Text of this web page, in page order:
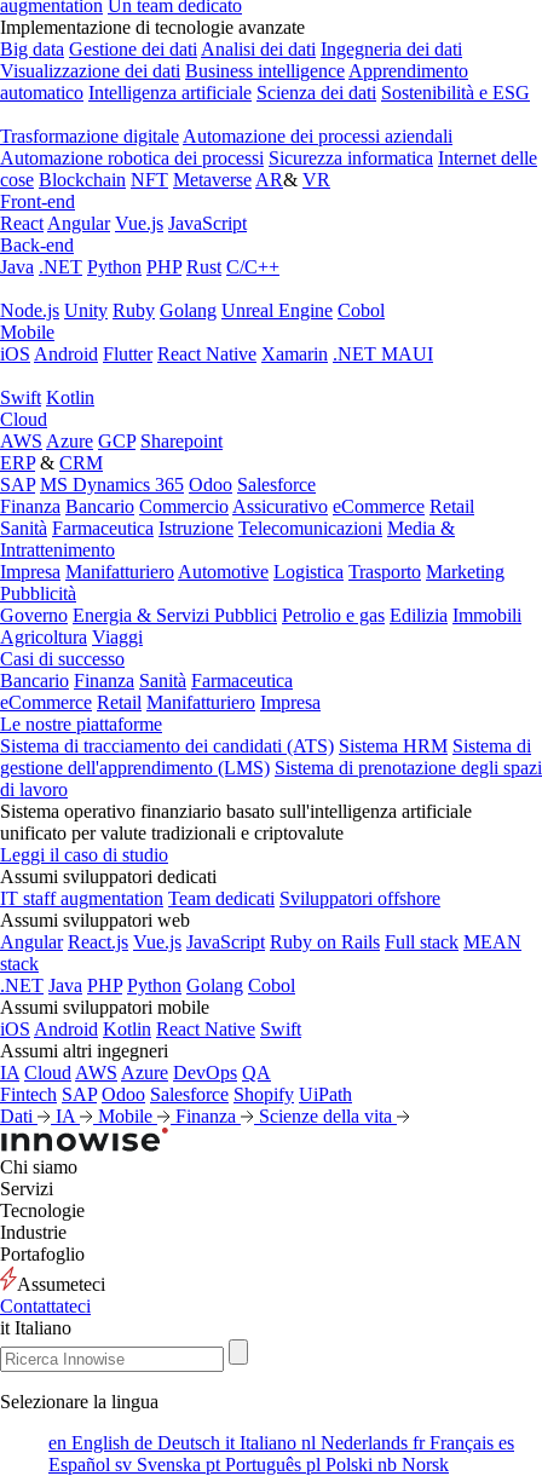
augmentation Un team dedicato
Implementazione di tecnologie avanzate
Big data Gestione dei dati Analisi dei dati Ingegneria dei dati
Visualizzazione dei dati Business intelligence Apprendimento
automatico Intelligenza artificiale Scienza dei dati Sostenibilità e ESG
Trasformazione digitale Automazione dei processi aziendali
Automazione robotica dei processi Sicurezza informatica Internet delle
cose Blockchain NFT Metaverse AR& VR
Front-end
React Angular Vue.js JavaScript
Back-end
Java .NET Python PHP Rust C/C++
Node.js Unity Ruby Golang Unreal Engine Cobol
Mobile
iOS Android Flutter React Native Xamarin .NET MAUI
Swift Kotlin
Cloud
AWS Azure GCP Sharepoint
ERP& CRM
SAP MS Dynamics 365 Odoo Salesforce
Finanza Bancario Commercio Assicurativo eCommerce Retail
Sanità Farmaceutica Istruzione Telecomunicazioni Media &
Intrattenimento
Impresa Manifatturiero Automotive Logistica Trasporto Marketing
Pubblicità
Governo Energia & Servizi Pubblici Petrolio e gas Edilizia Immobili
Agricoltura Viaggi
Casi di successo
Bancario Finanza Sanità Farmaceutica
eCommerce Retail Manifatturiero Impresa
Le nostre piattaforme
Sistema di tracciamento dei candidati (ATS) Sistema HRM Sistema di
gestione dell'apprendimento (LMS) Sistema di prenotazione degli spazi
di lavoro
Sistema operativo finanziario basato sull'intelligenza artificiale
unificato per valute tradizionali e criptovalute
Leggi il caso di studio
Assumi sviluppatori dedicati
IT staff augmentation Team dedicati Sviluppatori offshore
Assumi sviluppatori web
Angular React.js Vue.js JavaScript Ruby on Rails Full stack MEAN
stack
.NET Java PHP Python Golang Cobol
Assumi sviluppatori mobile
iOS Android Kotlin React Native Swift
Assumi altri ingegneri
IA Cloud AWS Azure DevOps QA
Fintech SAP Odoo Salesforce Shopify UiPath
Dati
IA Mobile Finanza Scienze della vita
Chi siamo
Servizi
Tecnologie
Industrie
Portafoglio
Assumeteci
Contattateci
it Italiano
Selezionare la lingua
en English de Deutsch it Italiano nl Nederlands frFrançais es
Español sv Svenska pt Português pl Polski nb Norsk